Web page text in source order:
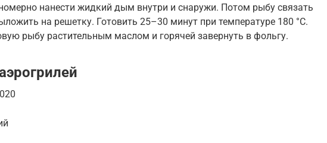
нанести жидкий дым внутри и снаружи. Потом рыбу связать
на решетку. Готовить 25–30 минут при температуре 180 °С.
рыбу растительным маслом и горячей завернуть в фольгу.